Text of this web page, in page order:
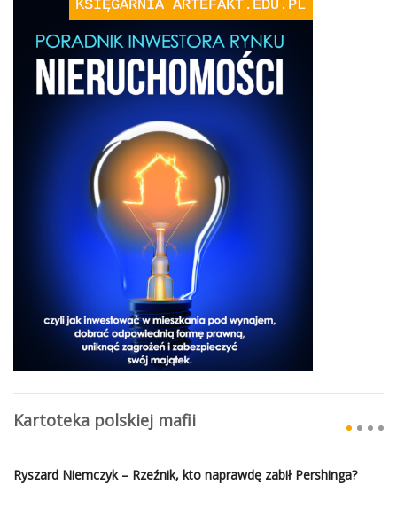
Kartoteka polskiej mafii
Ryszard Niemczyk – Rzeźnik, kto naprawdę zabił Pershinga?